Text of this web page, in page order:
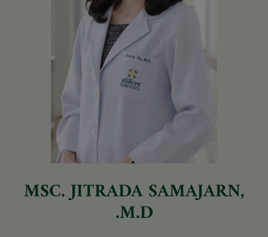
MSC. JITRADA SAMAJARN,
M.D.